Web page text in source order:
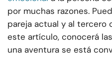
por muchas razones.
pareja actual y al tercero
este artículo, conocerá
una aventura se está